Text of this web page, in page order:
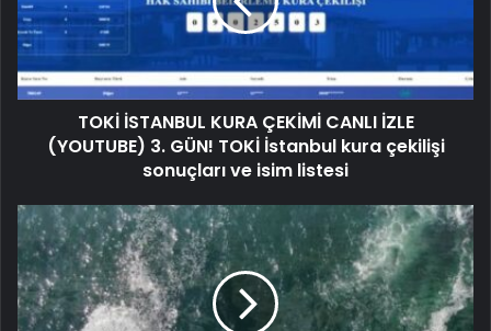
TOKİ İSTANBUL KURA ÇEKİMİ CANLI İZLE
(YOUTUBE) 3. GÜN! TOKİ İstanbul kura çekilişi
sonuçları ve isim listesi